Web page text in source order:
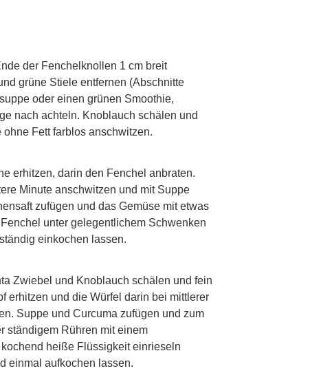
der Fenchelknollen 1 cm breit
grüne Stiele entfernen (Abschnitte
oder einen grünen Smoothie,
nach achteln. Knoblauch schälen und
Fett farblos anschwitzen.
erhitzen, darin den Fenchel anbraten.
Minute anschwitzen und mit Suppe
zufügen und das Gemüse mit etwas
unter gelegentlichem Schwenken
einkochen lassen.
Zwiebel und Knoblauch schälen und fein
erhitzen und die Würfel darin bei mittlerer
Suppe und Curcuma zufügen und zum
ständigem Rühren mit einem
heiße Flüssigkeit einrieseln
einmal aufkochen lassen.